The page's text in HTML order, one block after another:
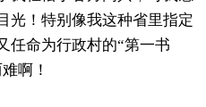
光！特别像我这种省里指定
任命为行政村的“第一书
啊！